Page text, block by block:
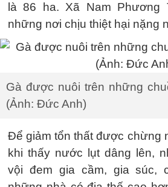
là 86 ha. Xã Nam Phương
những nơi chịu thiệt hại nặng
Gà được nuôi trên những
(Ảnh: Đức Anh)
Để giảm tổn thất được chừng
khi thấy nước lụt dâng lên,
vội đem gia cầm, gia súc,